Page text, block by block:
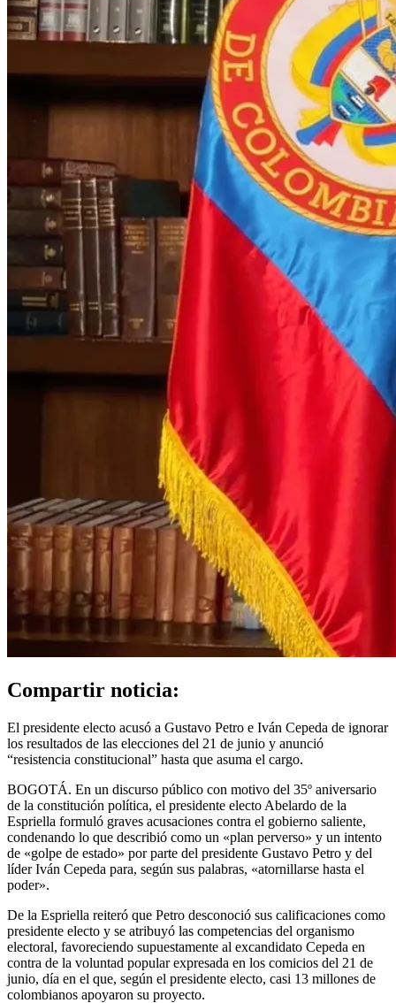
Compartir noticia:
El presidente electo acusó a Gustavo Petro e Iván Cepeda de ignorar
los resultados de las elecciones del 21 de junio y anunció
“resistencia constitucional” hasta que asuma el cargo.
BOGOTÁ. En un discurso público con motivo del 35º aniversario
de la constitución política, el presidente electo Abelardo de la
Espriella formuló graves acusaciones contra el gobierno saliente,
condenando lo que describió como un «plan perverso» y un intento
de «golpe de estado» por parte del presidente Gustavo Petro y del
líder Iván Cepeda para, según sus palabras, «atornillarse hasta el
poder».
De la Espriella reiteró que Petro desconoció sus calificaciones como
presidente electo y se atribuyó las competencias del organismo
electoral, favoreciendo supuestamente al excandidato Cepeda en
contra de la voluntad popular expresada en los comicios del 21 de
junio, día en el que, según el presidente electo, casi 13 millones de
colombianos apoyaron su proyecto.